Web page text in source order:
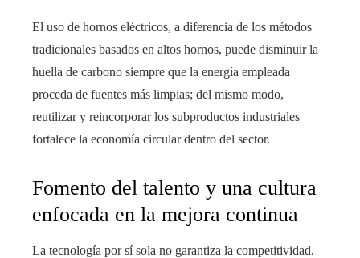
El uso de hornos eléctricos, a diferencia de los métodos
tradicionales basados en altos hornos, puede disminuir la
huella de carbono siempre que la energía empleada
proceda de fuentes más limpias; del mismo modo,
reutilizar y reincorporar los subproductos industriales
fortalece la economía circular dentro del sector.
Fomento del talento y una cultura
enfocada en la mejora continua
La tecnología por sí sola no garantiza la competitividad,